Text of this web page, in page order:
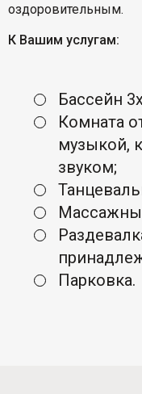
оздоровительным.
К Вашим услугам:
Бассейн
Комната
музыкой,
звуком;
Парковка.